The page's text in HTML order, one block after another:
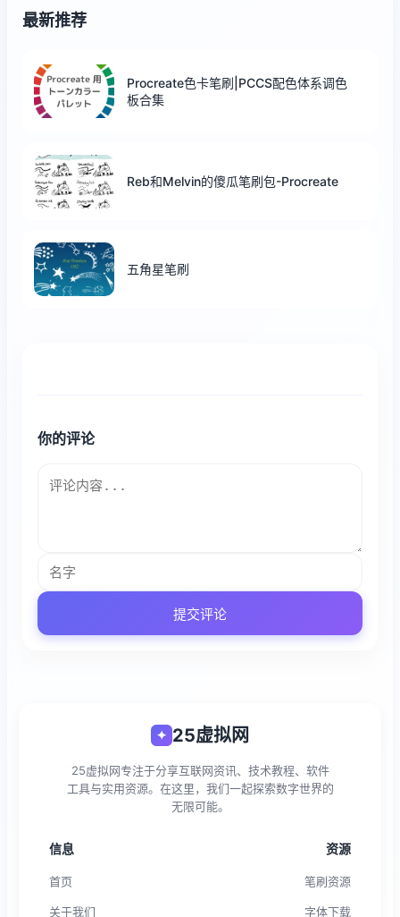
最新推荐
Procreate色卡笔刷|PCCS配色体系调色
板合集
Reb和Melvin的傻瓜笔刷包-Procreate
五角星笔刷
你的评论
提交评论
✦ 25虚拟网
25虚拟网专注于分享互联网资讯、技术教程、软件
工具与实用资源。在这里，我们一起探索数字世界的
无限可能。
信息
首页
关于我们
资源
笔刷资源
字体下载